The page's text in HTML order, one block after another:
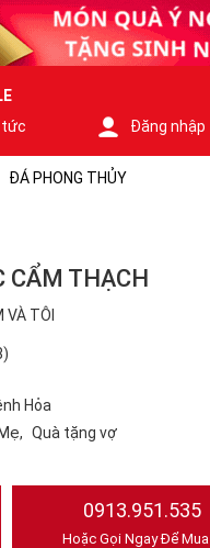
tức
Đăng nhập
ĐÁ PHONG THỦY
CẨM THẠCH
TÔI
Hỏa
Quà tặng vợ
0913.951.535
Hoặc Gọi Ngay Để Mua